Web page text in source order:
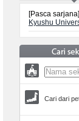
[Pasca sarjana]
Kyushu
Cari dari